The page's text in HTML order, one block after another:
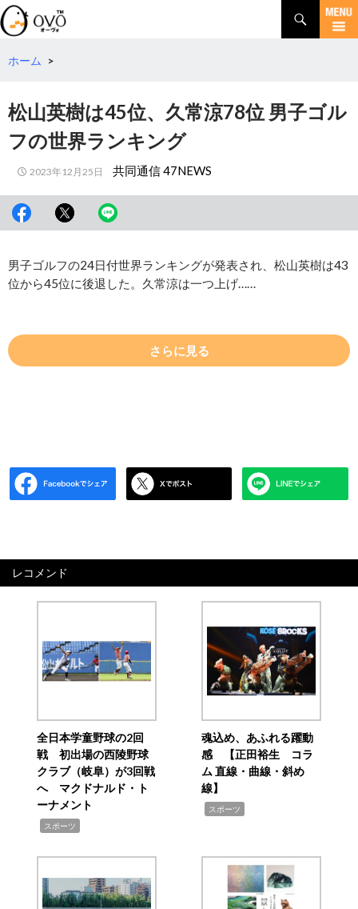
検
索
コ
テ
へ
ホーム >
松山英樹は45位、久常涼78位 男子ゴル
フの世界ランキング
2023年12月25日 共同通信 47NEWS
男子ゴルフの24日付世界ランキングが発表され、松山英樹は43
位から45位に後退した。久常涼は一つ上げ……
さらに見る
レコメンド
全日本学童野球の2回
戦 初出場の西陵野球
クラブ（岐阜）が3回戦
へ マクドナルド・ト
ーナメント
スポーツ
魂込め、あふれる躍動
感 【正田裕生 コラ
ム 直線・曲線・斜め
線】
スポーツ